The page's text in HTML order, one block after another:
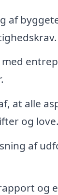
af
at alle
og love.
af
og